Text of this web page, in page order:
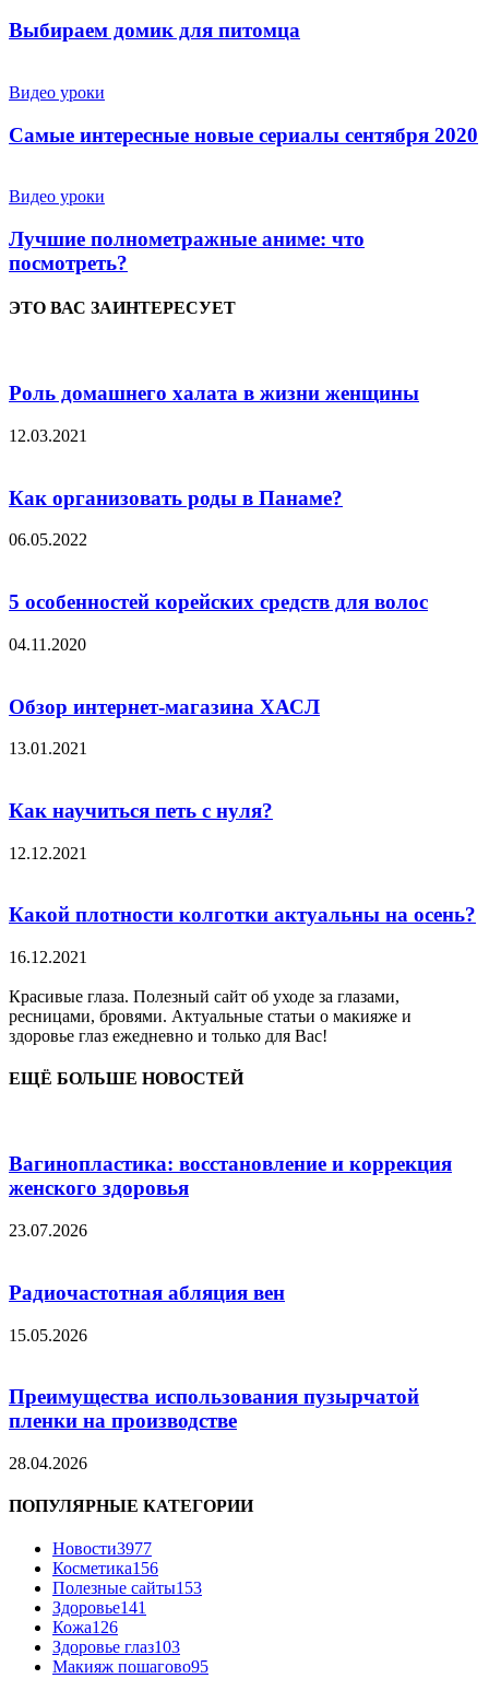
Выбираем домик для питомца
Видео уроки
Самые интересные новые сериалы сентября 2020
Видео уроки
Лучшие полнометражные аниме: что
посмотреть?
ЭТО ВАС ЗАИНТЕРЕСУЕТ
Роль домашнего халата в жизни женщины
12.03.2021
Как организовать роды в Панаме?
06.05.2022
5 особенностей корейских средств для волос
04.11.2020
Обзор интернет-магазина ХАСЛ
13.01.2021
Как научиться петь с нуля?
12.12.2021
Какой плотности колготки актуальны на осень?
16.12.2021
Красивые глаза. Полезный сайт об уходе за глазами,
ресницами, бровями. Актуальные статьи о макияже и
здоровье глаз ежедневно и только для Вас!
ЕЩЁ БОЛЬШЕ НОВОСТЕЙ
Вагинопластика: восстановление и коррекция
женского здоровья
23.07.2026
Радиочастотная абляция вен
15.05.2026
Преимущества использования пузырчатой
пленки на производстве
28.04.2026
ПОПУЛЯРНЫЕ КАТЕГОРИИ
Новости3977
Косметика156
Полезные сайты153
Здоровье141
Кожа126
Здоровье глаз103
Макияж пошагово95